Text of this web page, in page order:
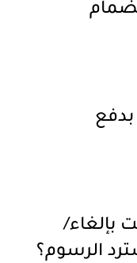
بإلغاء/
الرسوم؟